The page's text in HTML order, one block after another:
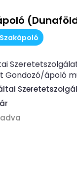
ápoló